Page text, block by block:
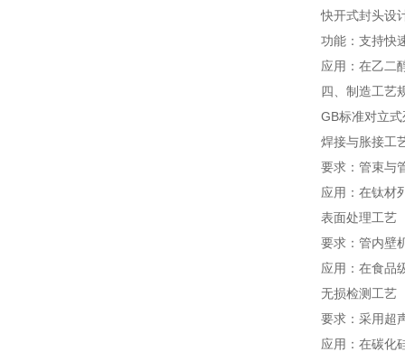
快开式封头设
功能：支持快
应用：在乙二
四、制造工艺
GB标准对立
焊接与胀接工
要求：管束与
应用：在钛材
表面处理工艺
要求：管内壁
应用：在食品
无损检测工艺
要求：采用超
应用：在碳化